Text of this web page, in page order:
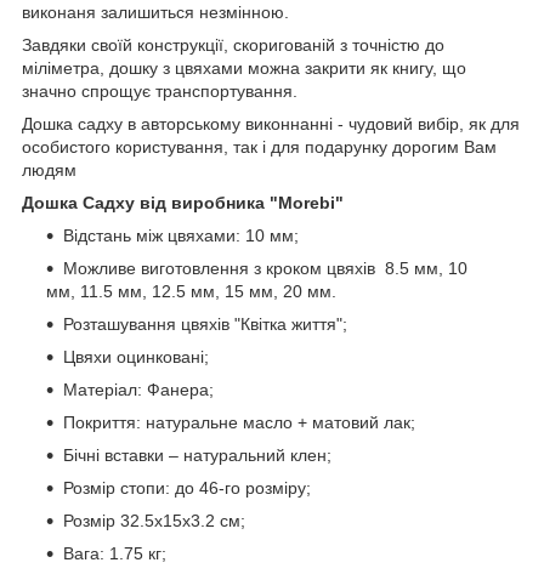
виконаня залишиться незмінною.
Завдяки своїй конструкції, скоригованій з точністю до
міліметра, дошку з цвяхами можна закрити як книгу, що
значно спрощує транспортування.
Дошка садху в авторському виконнанні - чудовий вибір, як для
особистого користування, так і для подарунку дорогим Вам
людям
Дошка Садху від виробника "Morebi"
Відстань між цвяхами: 10 мм;
Можливе виготовлення з кроком цвяхів 8.5 мм, 10
мм, 11.5 мм, 12.5 мм, 15 мм, 20 мм.
Розташування цвяхів "Квітка життя";
Цвяхи оцинковані;
Матеріал: Фанера;
Покриття: натуральне масло + матовий лак;
Бічні вставки – натуральний клен;
Розмір стопи: до 46-го розміру;
Розмір 32.5х15х3.2 см;
Вага: 1.75 кг;